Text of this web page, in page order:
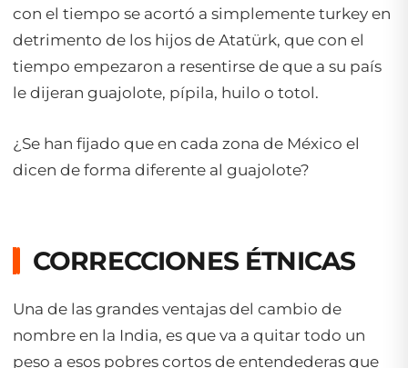
con el tiempo se acortó a simplemente turkey en
detrimento de los hijos de Atatürk, que con el
tiempo empezaron a resentirse de que a su país
le dijeran guajolote, pípila, huilo o totol.
¿Se han fijado que en cada zona de México el
dicen de forma diferente al guajolote?
CORRECCIONES ÉTNICAS
Una de las grandes ventajas del cambio de
nombre en la India, es que va a quitar todo un
peso a esos pobres cortos de entendederas que